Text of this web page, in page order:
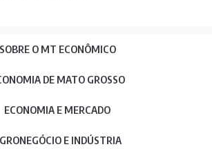
SOBRE O MT ECONÔMICO
DE MATO GROSSO
ECONOMIA E MERCADO
E INDÚSTRIA